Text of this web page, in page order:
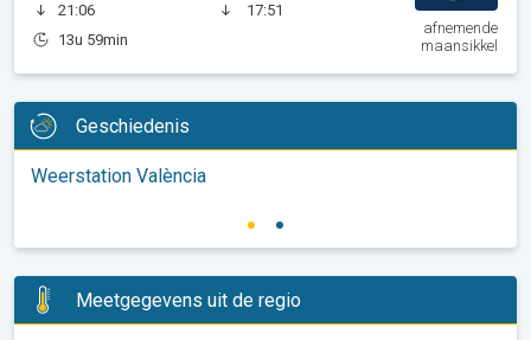
21:06
13u 59min
17:51
afnemende
maansikkel
Geschiedenis
Weerstation València
Meetgegevens uit de regio